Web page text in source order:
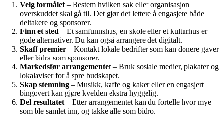
Velg formålet – Bestem hvilken sak eller organisasjon
overskuddet skal gå til. Det gjør det lettere å engasjere både
deltakere og sponsorer.
Finn et sted – Et samfunnshus, en skole eller et kulturhus er
gode alternativer. Du kan også arrangere det digitalt.
Skaff premier – Kontakt lokale bedrifter som kan donere gaver
eller bidra som sponsorer.
Markedsfør arrangementet – Bruk sosiale medier, plakater og
lokalaviser for å spre budskapet.
Skap stemning – Musikk, kaffe og kaker eller en engasjert
bingovert kan gjøre kvelden ekstra hyggelig.
Del resultatet – Etter arrangementet kan du fortelle hvor mye
som ble samlet inn, og takke alle som bidro.